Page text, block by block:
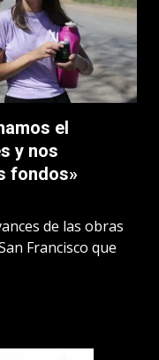
el
y nos
fondos»
de las obras
Francisco que